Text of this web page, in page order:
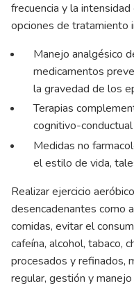
frecuencia y la
opciones de tratamiento
Manejo analgésico
medicamentos
la gravedad de los
Terapias
cognitivo-
Medidas no
el estilo de vida,
Realizar ejercicio
desencadenantes como
comidas, evitar el
cafeína, alcohol, tabaco,
procesados y refinados,
regular, gestión y